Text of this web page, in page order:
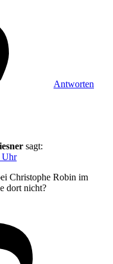
Antworten
sagt:
Uhr
Christophe Robin im
dort nicht?